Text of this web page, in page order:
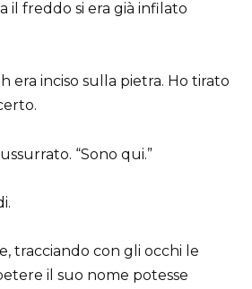
il freddo si era già infilato
era inciso sulla pietra. Ho tirato
“Sono qui.”
tracciando con gli occhi le
il suo nome potesse